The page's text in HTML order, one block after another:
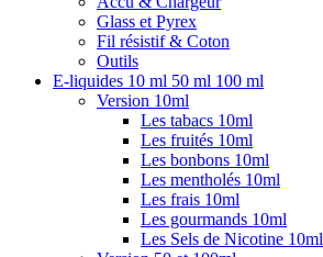
Glass et Pyrex
Fil résistif & Coton
Outils
E-liquides 10 ml 50 ml 100 ml
Version 10ml
Les tabacs 10ml
Les fruités 10ml
Les bonbons 10ml
Les mentholés 10ml
Les frais 10ml
Les gourmands 10ml
Les Sels de Nicotine 10ml